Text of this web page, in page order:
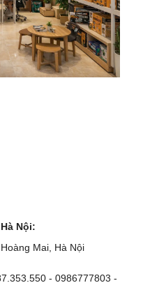
Nội:
Mai, Hà Nội
- 0986777803 -